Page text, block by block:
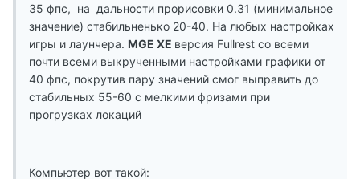
35 фпс, на дальности прорисовки 0.31 (минимальное
значение) стабильненько 20-40. На любых настройках
игры и лаунчера. MGE XE версия Fullrest со всеми
почти всеми выкрученными настройками графики от
40 фпс, покрутив пару значений смог выправить до
стабильных 55-60 с мелкими фризами при
прогрузках локаций
Компьютер вот такой: